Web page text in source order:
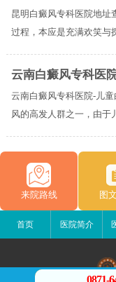
昆明白癜风专科医院地址
过程，本应是充满欢笑与
云南白癜风专科医
云南白癜风专科医院-儿
风的高发人群之一，由于
来院路线 图
首页 医院简介
0871-